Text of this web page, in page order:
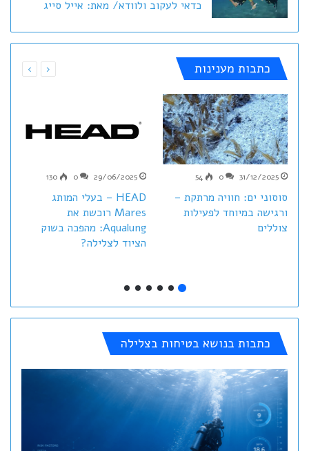
כדאי לעקוב ולוודא/ מאת: אייל סייג
כתבות מענינות
31/12/2025
0
54
סוסוני ים: חוויה מרתקת –
ורגישה במיוחד לפעילות
צוללים
29/06/2025
0
130
HEAD – בעלי המותג
Mares רוכשת את
Aqualung: מהפכה בשוק
הציוד לצלילה?
כתבות בנושא בטיחות בצלילה